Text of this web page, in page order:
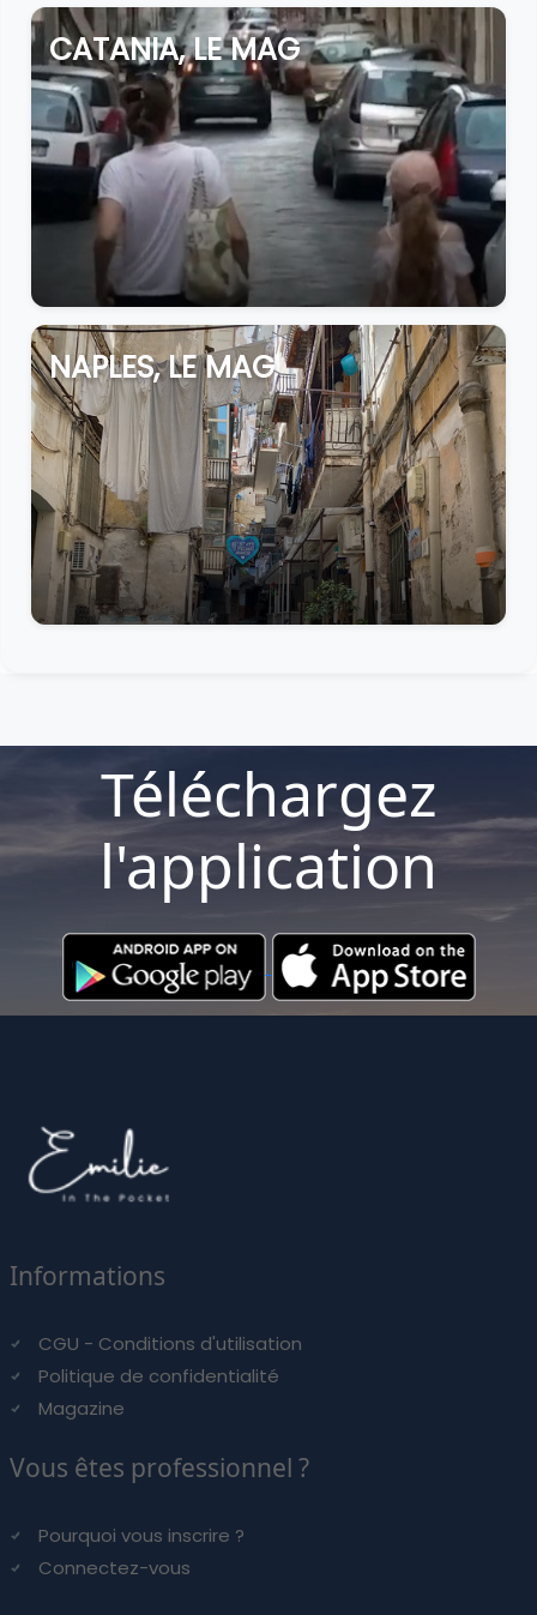
CATANIA, LE MAG
NAPLES, LE MAG
Téléchargez
l'application
Informations
CGU - Conditions d'utilisation
Politique de confidentialité
Magazine
Vous êtes professionnel ?
Pourquoi vous inscrire ?
Connectez-vous